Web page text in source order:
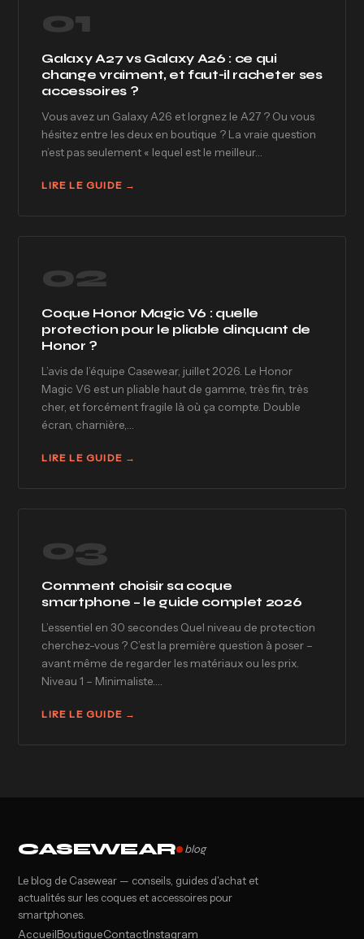
01
Galaxy A27 vs Galaxy A26 : ce qui
change vraiment, et faut-il racheter ses
accessoires ?
Vous avez un Galaxy A26 et lorgnez le A27 ? Ou vous
hésitez entre les deux en boutique ? La vraie question
n’est pas seulement « lequel est le meilleur…
LIRE LE GUIDE →
02
Coque Honor Magic V6 : quelle
protection pour le pliable clinquant de
Honor ?
L’avis de l’équipe Casewear, juillet 2026. Le Honor
Magic V6 est un pliable haut de gamme, très fin, très
cher, et forcément fragile là où ça compte. Double
écran, charnière,…
LIRE LE GUIDE →
03
Comment choisir sa coque
smartphone – le guide complet 2026
L’essentiel en 30 secondes Quel niveau de protection
cherchez-vous ? C’est la première question à poser –
avant même de regarder les matériaux ou les prix.
Niveau 1 – Minimaliste.…
LIRE LE GUIDE →
CASEWEAR blog
Le blog de Casewear — conseils, guides d'achat et
actualités sur les coques et accessoires pour
smartphones.
AccueilBoutiqueContactInstagram